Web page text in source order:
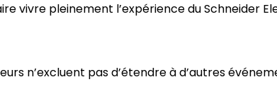
vivre pleinement l’expérience du Schneider
n’excluent pas d’étendre à d’autres